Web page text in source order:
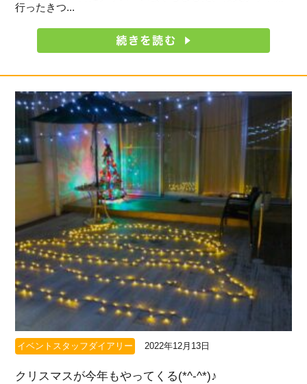
行ったきつ...
イベントスタッフダイアリー 2022年12月13日
クリスマスが今年もやってくる(*^-^*)♪